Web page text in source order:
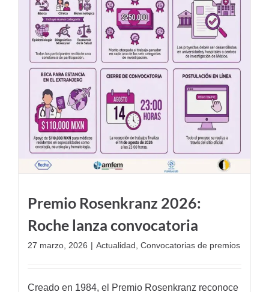
Premio Rosenkranz 2026:
Roche lanza convocatoria
27 marzo, 2026 | Actualidad, Convocatorias de premios
Creado en 1984, el Premio Rosenkranz reconoce